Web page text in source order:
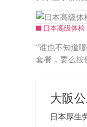
日本高级体
“谁也不知道
套餐，要么按
大阪
日本厚生